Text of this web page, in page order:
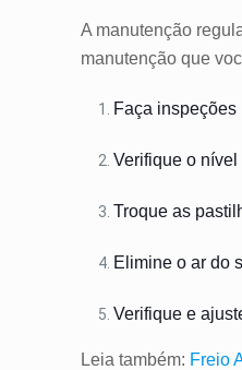
A manutenção
manutenção que
Faça
Verifique o
Troque as
Elimine o ar do
Verifique e
Leia também: Freio